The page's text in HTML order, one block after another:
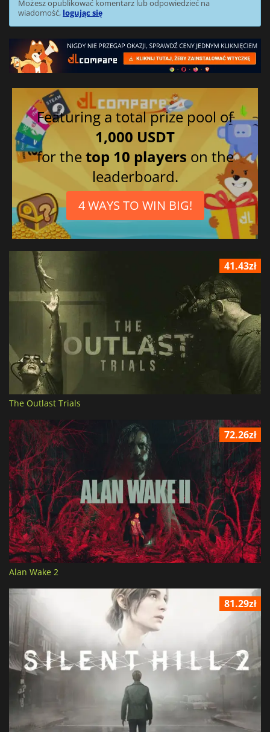
Możesz opublikować komentarz lub odpowiedzieć na
wiadomość, logując się
Featuring a total prize pool of
1,000 USDT
for thetop 10 players on the
leaderboard.
4 WAYS TO WIN BIG!
41.43zł
The Outlast Trials
72.26zł
Alan Wake 2
81.29zł